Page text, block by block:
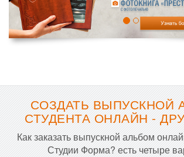
СОЗДАТЬ ВЫПУСКНОЙ
СТУДЕНТА ОНЛАЙН -
Как заказать выпускной альбом
Студии Форма? есть четыре